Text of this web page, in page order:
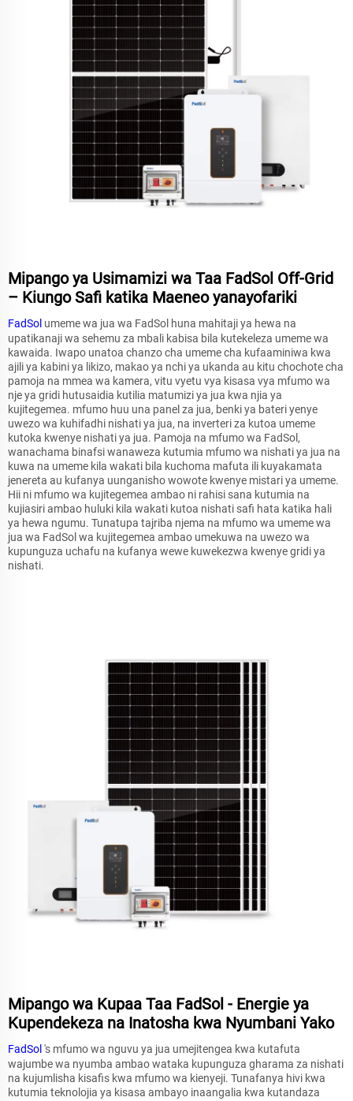
Mipango ya Usimamizi wa Taa FadSol Off-Grid
– Kiungo Safi katika Maeneo yanayofariki
FadSol umeme wa jua wa FadSol huna mahitaji ya hewa na
upatikanaji wa sehemu za mbali kabisa bila kutekeleza umeme wa
kawaida. Iwapo unatoa chanzo cha umeme cha kufaaminiwa kwa
ajili ya kabini ya likizo, makao ya nchi ya ukanda au kitu chochote cha
pamoja na mmea wa kamera, vitu vyetu vya kisasa vya mfumo wa
nje ya gridi hutusaidia kutilia matumizi ya jua kwa njia ya
kujitegemea. mfumo huu una panel za jua, benki ya bateri yenye
uwezo wa kuhifadhi nishati ya jua, na inverteri za kutoa umeme
kutoka kwenye nishati ya jua. Pamoja na mfumo wa FadSol,
wanachama binafsi wanaweza kutumia mfumo wa nishati ya jua na
kuwa na umeme kila wakati bila kuchoma mafuta ili kuyakamata
jenereta au kufanya uunganisho wowote kwenye mistari ya umeme.
Hii ni mfumo wa kujitegemea ambao ni rahisi sana kutumia na
kujiasiri ambao huluki kila wakati kutoa nishati safi hata katika hali
ya hewa ngumu. Tunatupa tajriba njema na mfumo wa umeme wa
jua wa FadSol wa kujitegemea ambao umekuwa na uwezo wa
kupunguza uchafu na kufanya wewe kuwekezwa kwenye gridi ya
nishati.
Mipango wa Kupaa Taa FadSol - Energie ya
Kupendekeza na Inatosha kwa Nyumbani Yako
FadSol 's mfumo wa nguvu ya jua umejitengea kwa kutafuta
wajumbe wa nyumba ambao wataka kupunguza gharama za nishati
na kujumlisha kisafis kwa mfumo wa kienyeji. Tunafanya hivi kwa
kutumia teknolojia ya kisasa ambayo inaangalia kwa kutandaza